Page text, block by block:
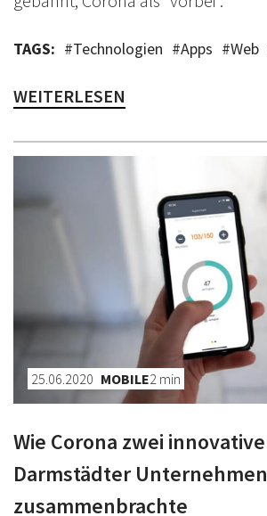
TAGS: #Technologien #Apps #Web
WEITERLESEN
25.06.2020 MOBILE2 min
Wie Corona zwei innovative
Darmstädter Unternehmen
zusammenbrachte